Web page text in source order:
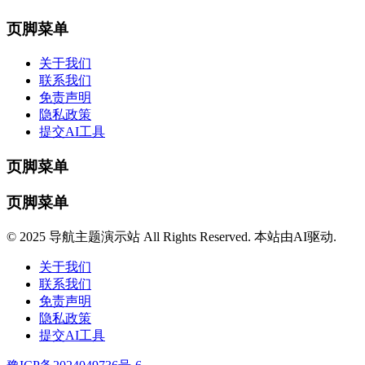
页脚菜单
关于我们
联系我们
免责声明
隐私政策
提交AI工具
页脚菜单
页脚菜单
© 2025 导航主题演示站 All Rights Reserved. 本站由AI驱动.
关于我们
联系我们
免责声明
隐私政策
提交AI工具